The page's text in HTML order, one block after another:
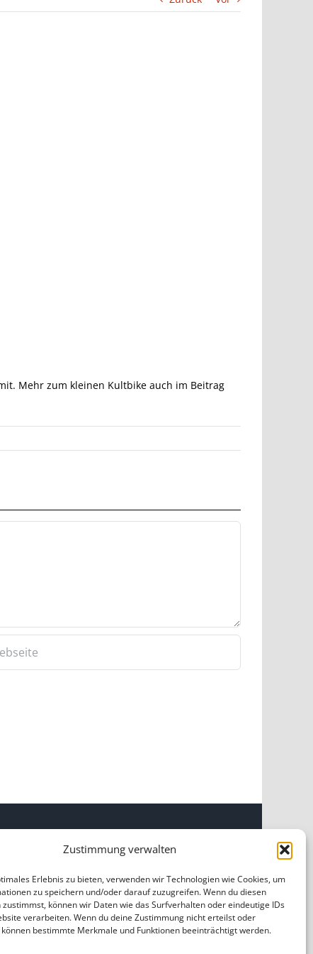
Zustimmung verwalten
Erlebnis zu bieten, verwenden wir Technologien wie Cookies, um
zu speichern und/oder darauf zuzugreifen. Wenn du diesen
zustimmst, können wir Daten wie das Surfverhalten oder eindeutige IDs
verarbeiten. Wenn du deine Zustimmung nicht erteilst oder
bestimmte Merkmale und Funktionen beeinträchtigt werden.
Mehr zum kleinen Kultbike auch im Beitrag
|ÜBER UNS |IMPRESSUM|DATENSCHUTZ |